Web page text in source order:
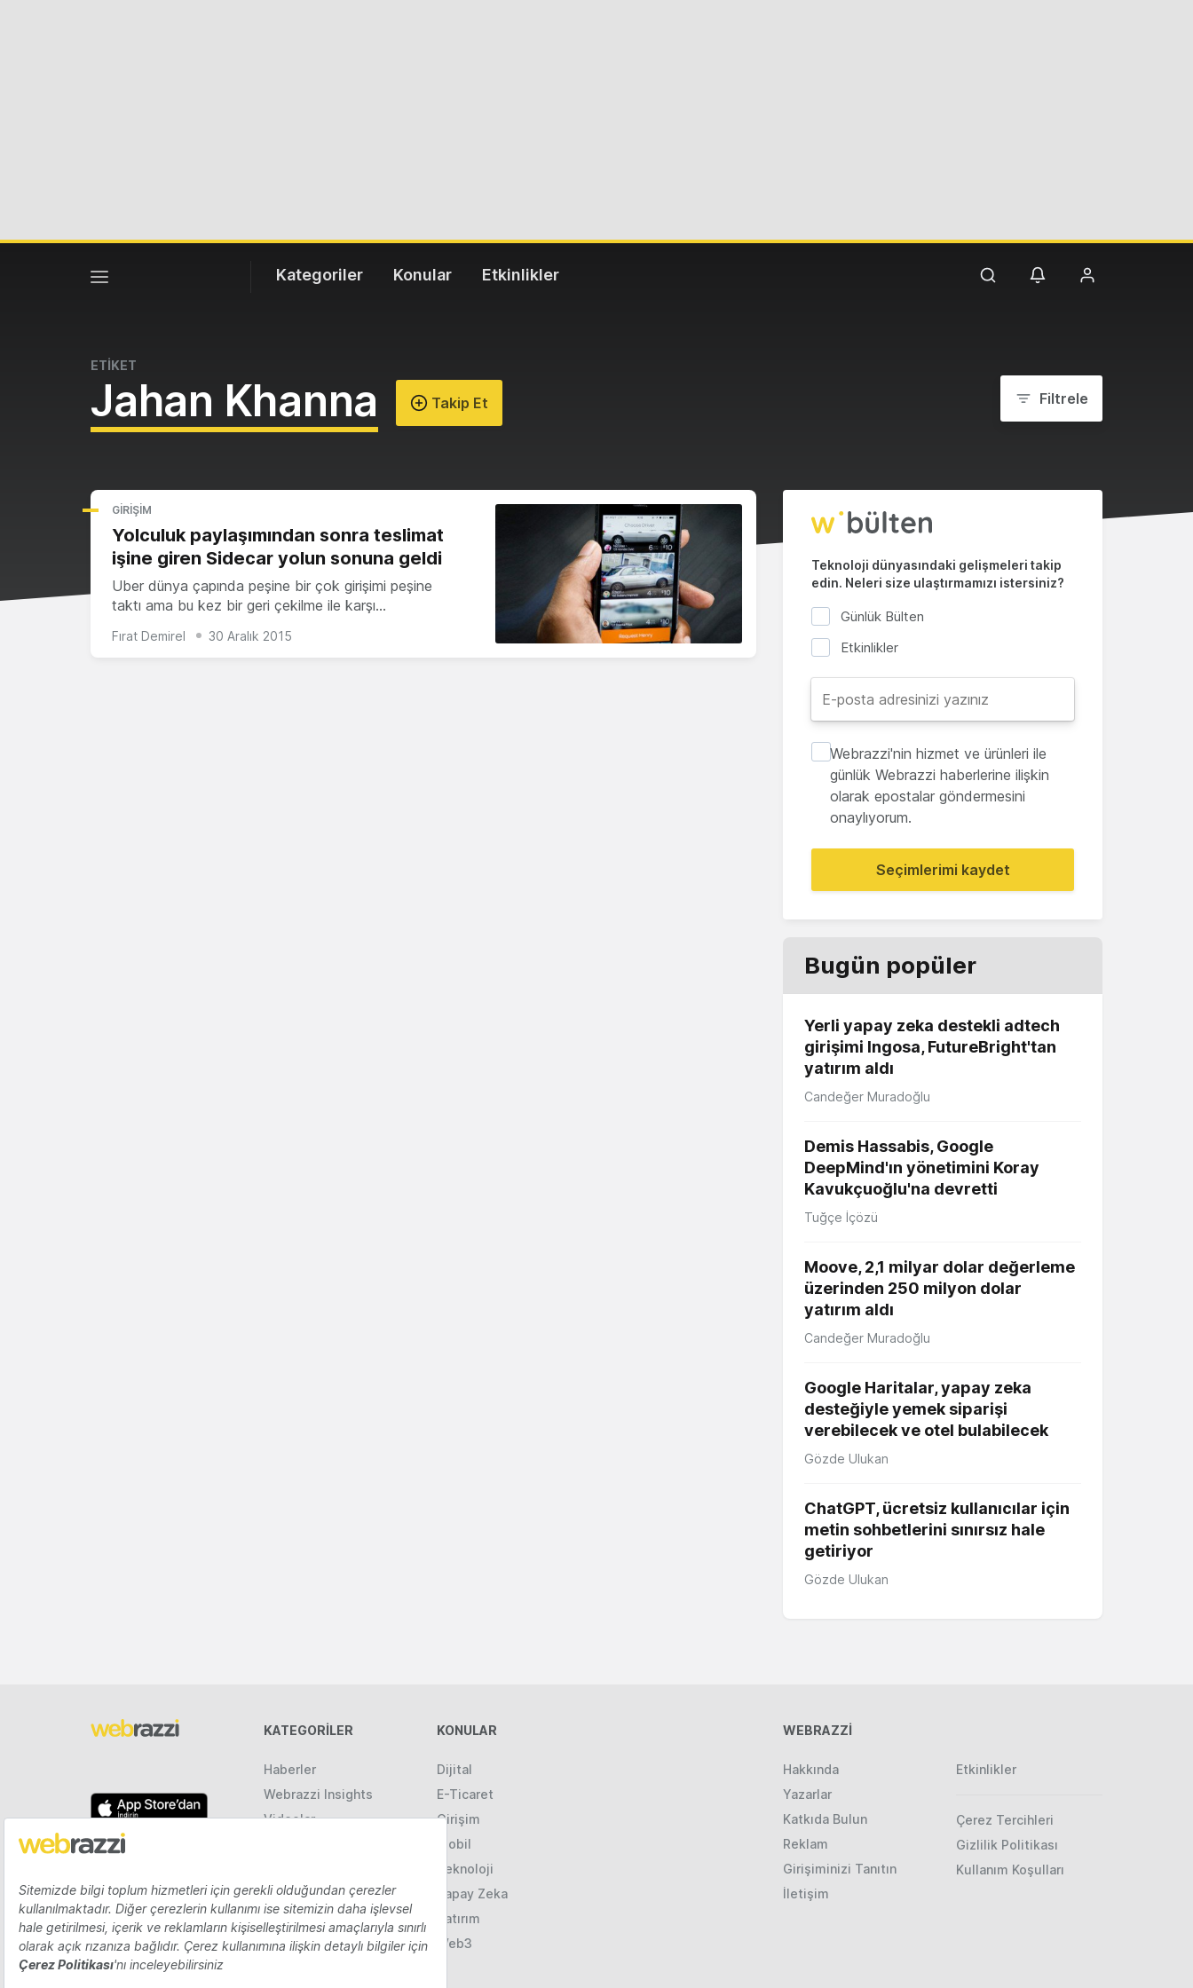
Kategoriler Konular Etkinlikler
ETİKET
Jahan Khanna Takip Et Filtrele
GIRIŞIM
Yolculuk paylaşımından sonra teslimat
işine giren Sidecar yolun sonuna geldi
Uber dünya çapında peşine bir çok girişimi peşine
taktı ama bu kez bir geri çekilme ile karşı…
Fırat Demirel 30 Aralık 2015
Teknoloji dünyasındaki gelişmeleri takip
edin. Neleri size ulaştırmamızı istersiniz?
Günlük Bülten
Etkinlikler
Webrazzi'nin hizmet ve ürünleri ile
günlük Webrazzi haberlerine ilişkin
olarak epostalar göndermesini
onaylıyorum.
Seçimlerimi kaydet
Bugün popüler
Yerli yapay zeka destekli adtech
girişimi Ingosa, FutureBright'tan
yatırım aldı
Candeğer Muradoğlu
Demis Hassabis, Google
DeepMind'ın yönetimini Koray
Kavukçuoğlu'na devretti
Tuğçe İçözü
Moove, 2,1 milyar dolar değerleme
üzerinden 250 milyon dolar
yatırım aldı
Candeğer Muradoğlu
Google Haritalar, yapay zeka
desteğiyle yemek siparişi
verebilecek ve otel bulabilecek
Gözde Ulukan
ChatGPT, ücretsiz kullanıcılar için
metin sohbetlerini sınırsız hale
getiriyor
Gözde Ulukan
KATEGORILER
Haberler
Webrazzi Insights
Videolar
KONULAR
Dijital
E-Ticaret
Girişim
Mobil
Teknoloji
Yapay Zeka
Yatırım
Web3
WEBRAZZİ
Hakkında
Yazarlar
Katkıda Bulun
Reklam
Girişiminizi Tanıtın
İletişim
Etkinlikler
Çerez Tercihleri
Gizlilik Politikası
Kullanım Koşulları